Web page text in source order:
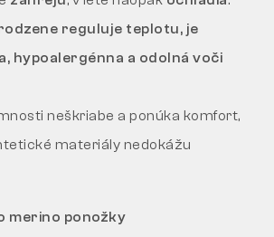
reguluje teplotu, je
hypoalergénna a odolná voči
neškriabe a ponúka komfort,
materiály nedokážu
merino ponožky